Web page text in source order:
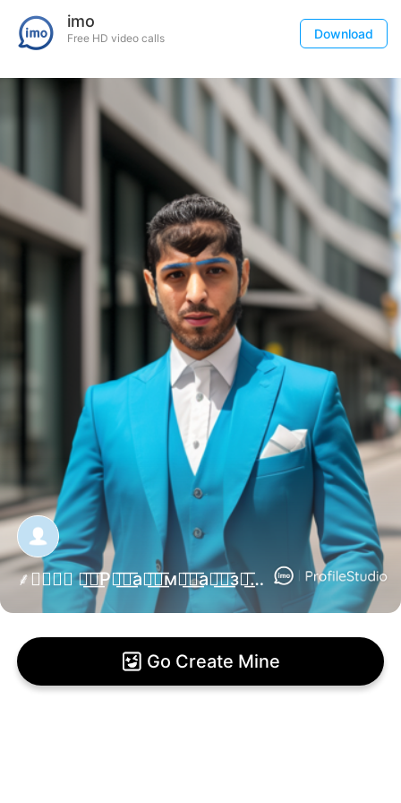
imo
Free HD video calls Download
⸙꯭⍣⃝꯭ ᬼ꯭͟͟͞͞Рᬼ꯭͟͟͞͞аᬼ꯭͟͟͞͞мᬼ꯭͟͟͞͞аᬼ꯭͟͟͞͞зᬼ꯭͟͟͞͞оᬼ꯭͟͟͞͞нᬼ꯭͟͞͞❣⃝꯭⍣꯭⸙ꠋꠋꠋꠋꠋꠋꠋꠋꠋꠋꠋꠋꠋꠋꠋꠋꠋꠋꠋꠋꠋꠋꠋꠋꠋꠋꠋꠋꠋꠋꠋꠋꠋꠋꠋꠋꠋꠋꠋꠋꠋꠋꠋꠋꠋꠋꠋꠋꠋꠋꠋꠋꠋꠋꠋꠋ
Go Create Mine